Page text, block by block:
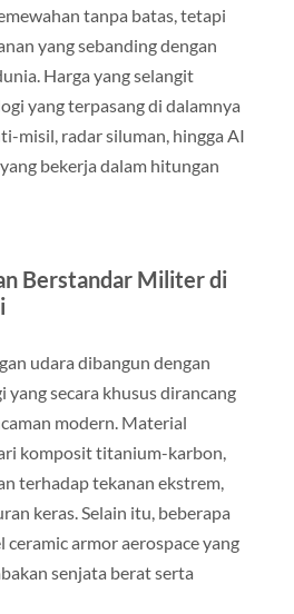
tanpa batas, tetapi
yang sebanding dengan
Harga yang selangit
yang terpasang di dalamnya
misil, radar siluman, hingga AI
bekerja dalam hitungan
Berstandar Militer di
udara dibangun dengan
secara khusus dirancang
modern. Material
komposit titanium-karbon,
terhadap tekanan ekstrem,
keras. Selain itu, beberapa
armor aerospace yang
senjata berat serta